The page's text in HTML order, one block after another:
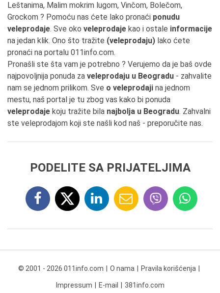
Leštanima, Malim mokrim lugom, Vinčom, Bolečom,
Grockom ? Pomoću nas ćete lako pronaći ponudu
veleprodaje. Sve oko veleprodaje kao i ostale informacije
na jedan klik. Ono što tražite (veleprodaju) lako ćete
pronaći na portalu 011info.com.
Pronašli ste šta vam je potrebno ? Verujemo da je baš ovde
najpovoljnija ponuda za veleprodaju u Beogradu - zahvalite
nam se jednom prilikom. Sve o veleprodaji na jednom
mestu, naš portal je tu zbog vas kako bi ponuda
veleprodaje koju tražite bila najbolja u Beogradu. Zahvalni
ste veleprodajom koji ste našli kod naš - preporučite nas.
PODELITE SA PRIJATELJIMA
© 2001 - 2026 011info.com O nama Pravila korišćenja
Impressum E-mail 381info.com